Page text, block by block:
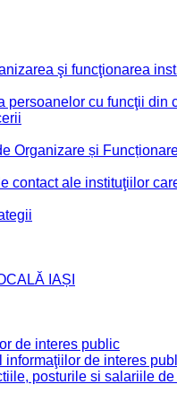
şi funcţionarea
persoanelor cu funcţii din
Organizare și
contact ale instituţiilor
IAȘI
de interes public
informaţiilor de interes
posturile si salariile